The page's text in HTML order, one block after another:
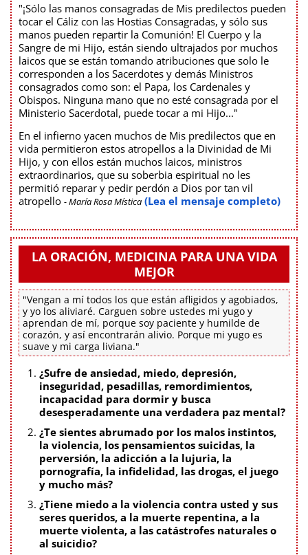
"¡Sólo las manos consagradas de Mis predilectos pueden
tocar el Cáliz con las Hostias Consagradas, y sólo sus
manos pueden repartir la Comunión! El Cuerpo y la
Sangre de mi Hijo, están siendo ultrajados por muchos
laicos que se están tomando atribuciones que solo le
corresponden a los Sacerdotes y demás Ministros
consagrados como son: el Papa, los Cardenales y
Obispos. Ninguna mano que no esté consagrada por el
Ministerio Sacerdotal, puede tocar a mi Hijo..."
En el infierno yacen muchos de Mis predilectos que en
vida permitieron estos atropellos a la Divinidad de Mi
Hijo, y con ellos están muchos laicos, ministros
extraordinarios, que su soberbia espiritual no les
permitió reparar y pedir perdón a Dios por tan vil
atropello - María Rosa Mística (Lea el mensaje completo)
LA ORACIÓN, MEDICINA PARA UNA VIDA
MEJOR
"Vengan a mí todos los que están afligidos y agobiados,
y yo los aliviaré. Carguen sobre ustedes mi yugo y
aprendan de mí, porque soy paciente y humilde de
corazón, y así encontrarán alivio. Porque mi yugo es
suave y mi carga liviana."
¿Sufre de ansiedad, miedo, depresión,
inseguridad, pesadillas, remordimientos,
incapacidad para dormir y busca
desesperadamente una verdadera paz mental?
¿Te sientes abrumado por los malos instintos,
la violencia, los pensamientos suicidas, la
perversión, la adicción a la lujuria, la
pornografía, la infidelidad, las drogas, el juego
y mucho más?
¿Tiene miedo a la violencia contra usted y sus
seres queridos, a la muerte repentina, a la
muerte violenta, a las catástrofes naturales o
al suicidio?